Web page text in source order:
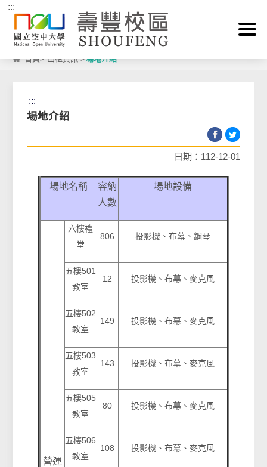
跳到主要內容區塊
:::
首頁>出租資訊>場地介紹
:::
場地介紹
日期：112-12-01
場地名稱
容納
人數
場地設備
營運
六樓禮
堂
806 投影機、布幕、鋼琴
五樓501
教室
12 投影機、布幕、麥克風
五樓502
教室
149 投影機、布幕、麥克風
五樓503
教室
143 投影機、布幕、麥克風
五樓505
教室
80 投影機、布幕、麥克風
五樓506
教室
108 投影機、布幕、麥克風